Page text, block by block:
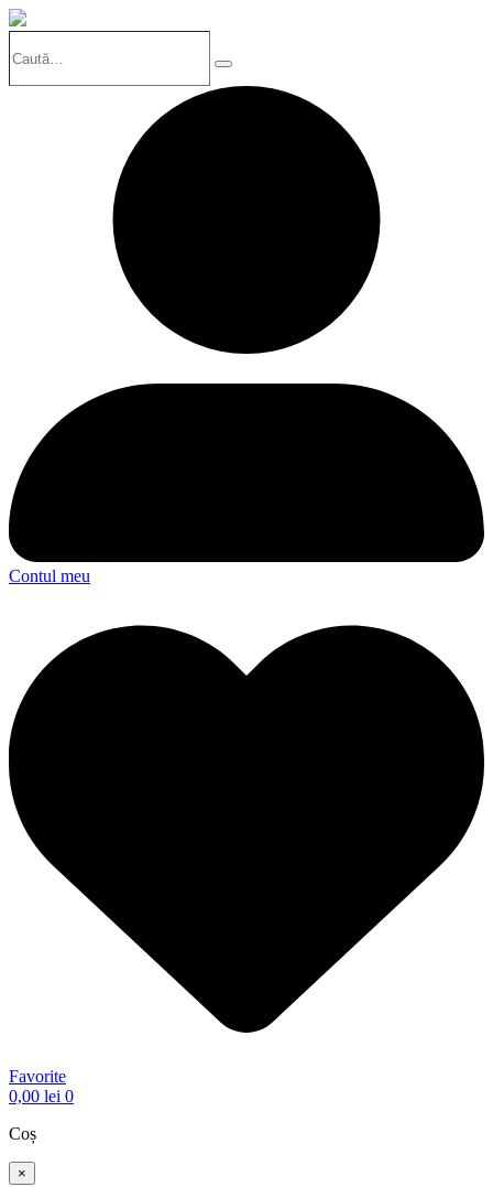
Search
Contul meu
Favorite
0,00 lei 0
Coș
×